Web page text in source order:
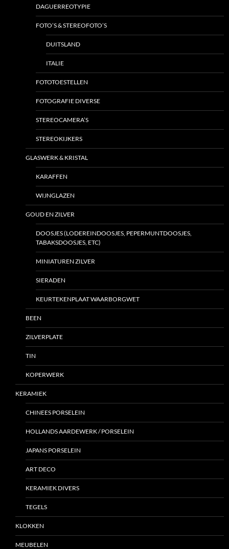
DAGUERREOTYPIE
FOTO’S & STEREOFOTO’S
DUITSLAND
ITALIE
FOTOTOESTELLEN
FOTOGRAFIE DIVERSE
STEREOCAMERA’S
STEREOKIJKERS
GLASWERK & KRISTAL
KARAFFEN
WIJNGLAZEN
GOUD EN ZILVER
DOOSJES (LODEREINDOOSJES, PEPERMUNTDOOSJES,
TABAKSDOOSJES, ETC)
MINIATUREN ZILVER
SIERADEN
KEURTEKENPLAAT WAARBORGWET
BEEN
ZILVERPLATE
TIN
KOPERWERK
KERAMIEK
CHINEES PORSELEIN
HOLLANDS AARDEWERK / PORSELEIN
JAPANS PORSELEIN
ART DECO
KERAMIEK DIVERS
TEGELS
KLOKKEN
MEUBELEN